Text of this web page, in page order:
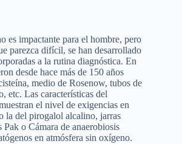
es impactante para el hombre, pero
parezca difícil, se han desarrollado
a la rutina diagnóstica. En
desde hace más de 150 años
medio de Rosenow, tubos de
etc. Las características del
el nivel de exigencias en
la del pirogalol alcalino, jarras
o Cámara de anaerobiosis
en atmósfera sin oxígeno.